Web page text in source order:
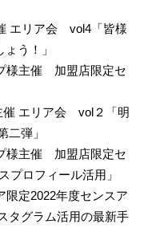
エリア会 vol4「皆様
う！」
様主催 加盟店限定セ
催 エリア会 vol２「明
二弾」
様主催 加盟店限定セ
ロフィール活用」
定2022年度センスア
タグラム活用の最新手